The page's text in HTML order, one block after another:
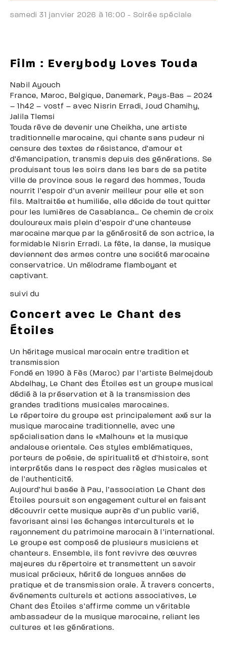
samedi 31 janvier 2026 à 16:00 - Soirée spéciale
Film : Everybody Loves Touda
Nabil Ayouch
France, Maroc, Belgique, Danemark, Pays-Bas – 2024
– 1h42 – vostf – avec Nisrin Erradi, Joud Chamihy,
Jalila Tlemsi
Touda rêve de devenir une Cheikha, une artiste
traditionnelle marocaine, qui chante sans pudeur ni
censure des textes de résistance, d’amour et
d’émancipation, transmis depuis des générations. Se
produisant tous les soirs dans les bars de sa petite
ville de province sous le regard des hommes, Touda
nourrit l’espoir d’un avenir meilleur pour elle et son
fils. Maltraitée et humiliée, elle décide de tout quitter
pour les lumières de Casablanca… Ce chemin de croix
douloureux mais plein d’espoir d’une chanteuse
marocaine marque par la générosité de son actrice, la
formidable Nisrin Erradi. La fête, la danse, la musique
deviennent des armes contre une société marocaine
conservatrice. Un mélodrame flamboyant et
captivant.
suivi du
Concert avec Le Chant des
Étoiles
Un héritage musical marocain entre tradition et
transmission
Fondé en 1990 à Fès (Maroc) par l’artiste Belmejdoub
Abdelhay, Le Chant des Étoiles est un groupe musical
dédié à la préservation et à la transmission des
grandes traditions musicales marocaines.
Le répertoire du groupe est principalement axé sur la
musique marocaine traditionnelle, avec une
spécialisation dans le «Malhoun» et la musique
andalouse orientale. Ces styles emblématiques,
porteurs de poésie, de spiritualité et d’histoire, sont
interprétés dans le respect des règles musicales et
de l’authenticité.
Aujourd’hui basée à Pau, l’association Le Chant des
Étoiles poursuit son engagement culturel en faisant
découvrir cette musique auprès d’un public varié,
favorisant ainsi les échanges interculturels et le
rayonnement du patrimoine marocain à l’international.
Le groupe est composé de plusieurs musiciens et
chanteurs. Ensemble, ils font revivre des œuvres
majeures du répertoire et transmettent un savoir
musical précieux, hérité de longues années de
pratique et de transmission orale. À travers concerts,
événements culturels et actions associatives, Le
Chant des Étoiles s’affirme comme un véritable
ambassadeur de la musique marocaine, reliant les
cultures et les générations.